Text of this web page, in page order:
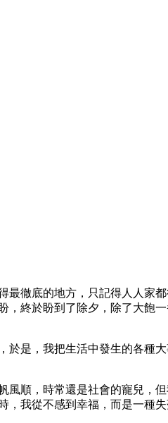
徹底的地方，只記得人人家
終於盼到了除夕，除了大飽
是，我把生活中發生的各種
順，時常還是社會的寵兒，
我從不感到幸福，而是一種失